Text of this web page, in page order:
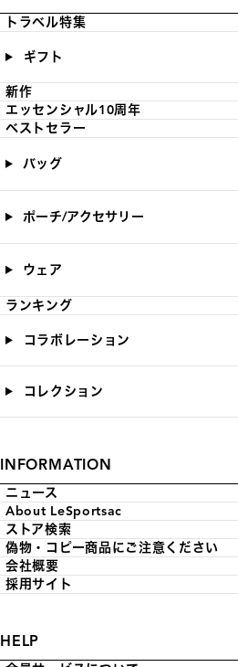
トラベル特集
ギフト
新作
エッセンシャル10周年
ベストセラー
バッグ
ポーチ/アクセサリー
ウェア
ランキング
コラボレーション
コレクション
INFORMATION
ニュース
About LeSportsac
ストア検索
偽物・コピー商品にご注意ください
会社概要
採用サイト
HELP